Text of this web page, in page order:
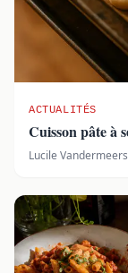
ACTUALITÉS
Cuisson pâte à
Lucile